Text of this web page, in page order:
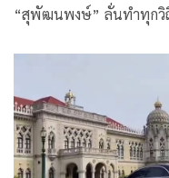
“สุพัฒนพงษ์” ลั่นทำทุกวิถี